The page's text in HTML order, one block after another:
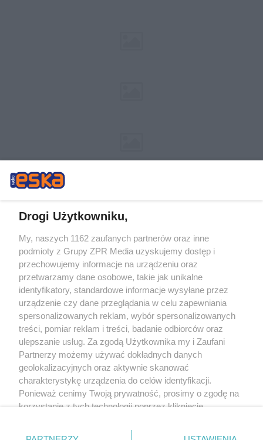
Żaden utwór zamieszczony w serwisie nie może być powielany i
rozpowszechniany lub dalej rozpowszechniany w jakikolwiek sposób (w
tym także elektroniczny lub mechaniczny) na jakimkolwiek polu
eksploatacji w jakiejkolwiek formie, włącznie z umieszczaniem w Internecie
bez pisemnej zgody właściciela praw. Jakiekolwiek użycie lub
wykorzystanie utworów w całości lub w części z naruszeniem prawa, tzn.
bez właściwej zgody, jest zabronione pod groźbą kary i może być ścigane
prawnie.
O nas
Drogi Użytkowniku,
My, naszych 1162 zaufanych partnerów oraz inne
podmioty z Grupy ZPR Media uzyskujemy dostęp i
przechowujemy informacje na urządzeniu oraz
przetwarzamy dane osobowe, takie jak unikalne
identyfikatory, standardowe informacje wysyłane przez
urządzenie czy dane przeglądania w celu zapewniania
spersonalizowanych reklam, wybór spersonalizowanych
treści, pomiar reklam i treści, badanie odbiorców oraz
ulepszanie usług. Za zgodą Użytkownika my i Zaufani
Partnerzy możemy używać dokładnych danych
geolokalizacyjnych oraz aktywnie skanować
charakterystykę urządzenia do celów identyfikacji.
Ponieważ cenimy Twoją prywatność, prosimy o zgodę na
korzystanie z tych technologii poprzez kliknięcie
zmienić/wycofać klikając przycisk ustawień prywatności